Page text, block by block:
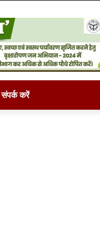
संपर्क करें